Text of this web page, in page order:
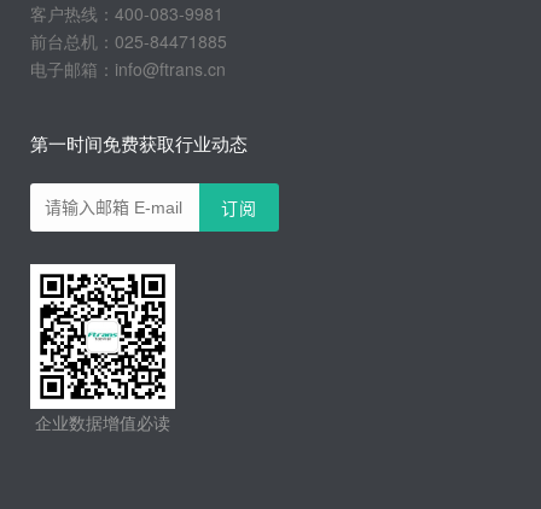
客户热线：400-083-9981
前台总机：025-84471885
电子邮箱：info@ftrans.cn
第一时间免费获取行业动态
企业数据增值必读